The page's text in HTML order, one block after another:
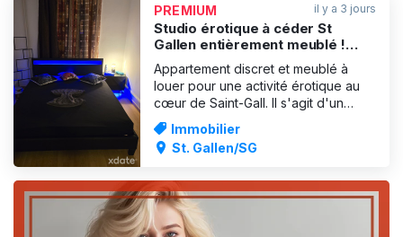
vous a
PREMIUM il y a 3 jours
Studio érotique à céder St
Gallen entièrement meublé !
Peut commencer
immédiatement !
Appartement discret et meublé à
louer pour une activité érotique au
cœur de Saint-Gall. Il s'agit d'un
appartement de trois pièces
entièrement meublé situé dans le
centre-ville de Saint-Gall,
autorisation 24 heures sur 24. Lave-
linge intégré dans l'appartement.
Montant
Immobilier
St. Gallen/SG